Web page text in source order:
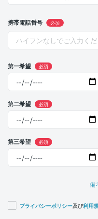
携帯電話番号 必須
第一希望 必須
第二希望 必須
第三希望 必須
備
プライバシーポリシー及び利用